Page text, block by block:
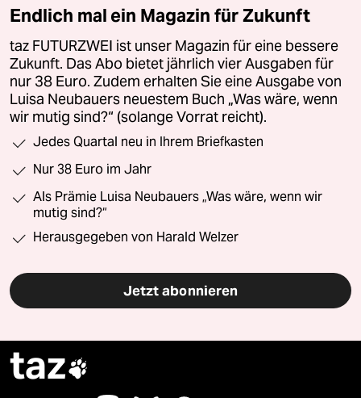
Endlich mal ein Magazin für Zukunft
taz FUTURZWEI ist unser Magazin für eine bessere
Zukunft. Das Abo bietet jährlich vier Ausgaben für
nur 38 Euro. Zudem erhalten Sie eine Ausgabe von
Luisa Neubauers neuestem Buch „Was wäre, wenn
wir mutig sind?“ (solange Vorrat reicht).
Jedes Quartal neu in Ihrem Briefkasten
Nur 38 Euro im Jahr
Als Prämie Luisa Neubauers „Was wäre, wenn wir
mutig sind?“
Herausgegeben von Harald Welzer
Jetzt abonnieren
taz